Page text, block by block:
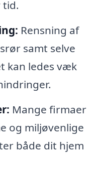
tid.
Rensning af
samt selve
kan ledes væk
Mange firmaer
og miljøvenlige
både dit hjem